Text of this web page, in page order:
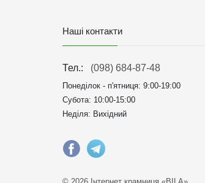
Наші контакти
Тел.: (098) 684-87-48
Понеділок - п'ятниця: 9:00-19:00
Субота: 10:00-15:00
Неділя: Вихідний